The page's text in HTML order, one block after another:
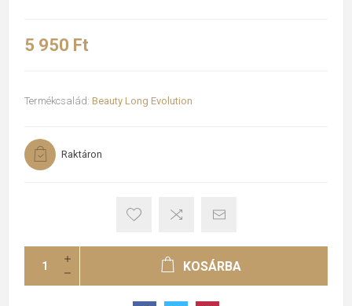
5 950 Ft
Termékcsalád: Beauty Long Evolution
Raktáron
KOSÁRBA